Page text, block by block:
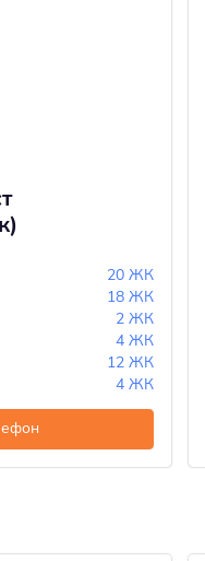
20 ЖК
18 ЖК
2 ЖК
4 ЖК
12 ЖК
4 ЖК